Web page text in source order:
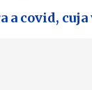
a covid,